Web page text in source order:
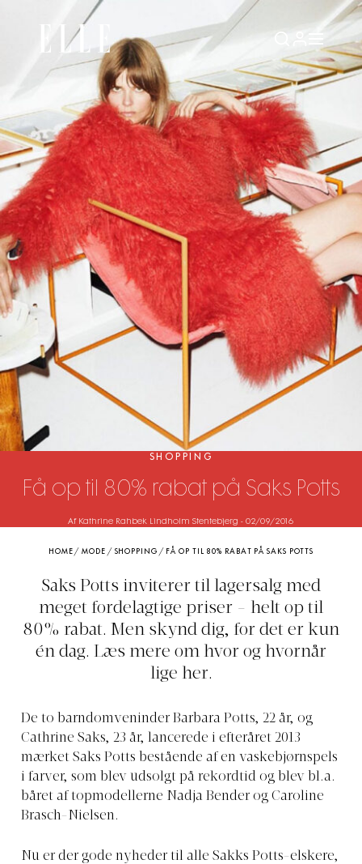
SHOPPING
Få op til 80% rabat på Saks Potts
Af Kathrine Rahbek Lindholm Stentebjerg - 02/09/2016
HOME /MODE / SHOPPING / FÅ OP TIL 80% RABAT PÅ SAKS POTTS
Saks Potts inviterer til lagersalg med
meget fordelagtige priser - helt op til
80% rabat. Men skynd dig, for det er kun
én dag. Læs mere om hvor og hvornår
lige her.
De to barndomveninder Barbara Potts, 22 år, og
Cathrine Saks, 23 år, lancerede i efteråret 2013
mærket Saks Potts bestående af en vaskebjørnspels
i farver, som blev udsolgt på rekordtid og blev bl.a.
båret af topmodellerne Nadja Bender og Caroline
Brasch-Nielsen.
Nu er der gode nyheder til alle Sakks Potts-elskere,